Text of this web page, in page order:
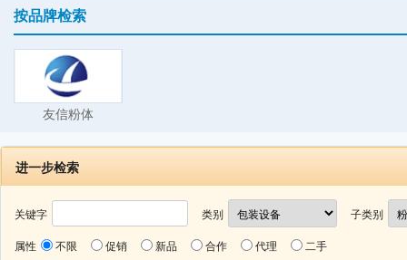
按品牌检索
友信粉体
进一步检索
关键字 类别 子类别
属性 不限 促销 新品 合作 代理 二手